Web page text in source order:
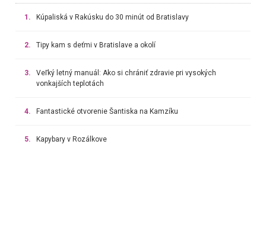
1. Kúpaliská v Rakúsku do 30 minút od Bratislavy
2. Tipy kam s deťmi v Bratislave a okolí
3.
Veľký letný manuál: Ako si chrániť zdravie pri vysokých
vonkajších teplotách
4. Fantastické otvorenie Šantiska na Kamzíku
5. Kapybary v Rozálkove